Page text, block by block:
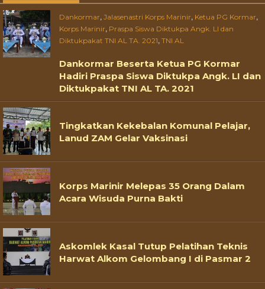
Dankormar, Jalasenastri Korps Marinir, Ketua PG Kormar,
Korps Marinir, Praspa Siswa Diktukpa Angk. LI dan
Diktukpakat TNI AL TA. 2021, TNI AL
Dankormar Beserta Ketua PG Kormar
Hadiri Praspa Siswa Diktukpa Angk. LI dan
Diktukpakat TNI AL TA. 2021
Tingkatkan Kekebalan Komunal Pelajar,
Lanud ZAM Gelar Vaksinasi
Korps Marinir Melepas 35 Orang Dalam
Acara Wisuda Purna Bakti
Askomlek Kasal Tutup Pelatihan Teknis
Harwat Alkom Gelombang I di Pasmar 2